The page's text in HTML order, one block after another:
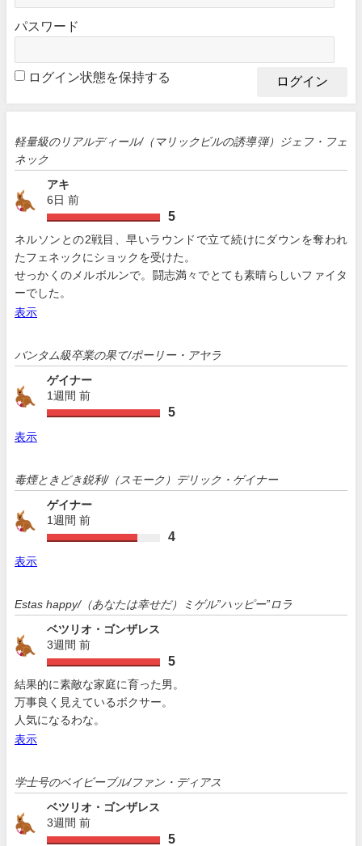
パスワード
ログイン状態を保持する
軽量級のリアルディール/（マリックビルの誘導弾）ジェフ・フェ
ネック
アキ
6日 前
5
ネルソンとの2戦目、早いラウンドで立て続けにダウンを奪われ
たフェネックにショックを受けた。
せっかくのメルボルンで。闘志満々でとても素晴らしいファイタ
ーでした。
表示
バンタム級卒業の果て/ポーリー・アヤラ
ゲイナー
1週間 前
5
表示
毒煙ときどき鋭利/（スモーク）デリック・ゲイナー
ゲイナー
1週間 前
4
表示
Estas happy/（あなたは幸せだ）ミゲル”ハッピー”ロラ
ベツリオ・ゴンザレス
3週間 前
5
結果的に素敵な家庭に育った男。
万事良く見えているボクサー。
人気になるわな。
表示
学士号のベイビーブル/ファン・ディアス
ベツリオ・ゴンザレス
3週間 前
5